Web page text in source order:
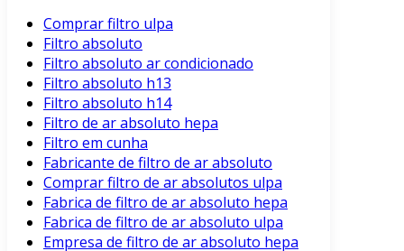
Comprar filtro ulpa
Filtro absoluto
Filtro absoluto ar condicionado
Filtro absoluto h13
Filtro absoluto h14
Filtro de ar absoluto hepa
Filtro em cunha
Fabricante de filtro de ar absoluto
Comprar filtro de ar absolutos ulpa
Fabrica de filtro de ar absoluto hepa
Fabrica de filtro de ar absoluto ulpa
Empresa de filtro de ar absoluto hepa